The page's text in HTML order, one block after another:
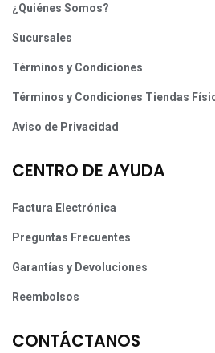
¿Quiénes Somos?
Sucursales
Términos y Condiciones
Términos y Condiciones Tiendas
Aviso de Privacidad
CENTRO DE AYUDA
Factura Electrónica
Preguntas Frecuentes
Garantías y Devoluciones
Reembolsos
CONTÁCTANOS